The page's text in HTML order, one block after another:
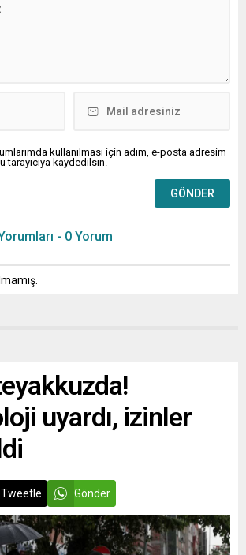
kullanılması için adım, e-posta adresim
tarayıcıya kaydedilsin.
- 0 Yorum
uyardı, izinler
Tweetle Gönder